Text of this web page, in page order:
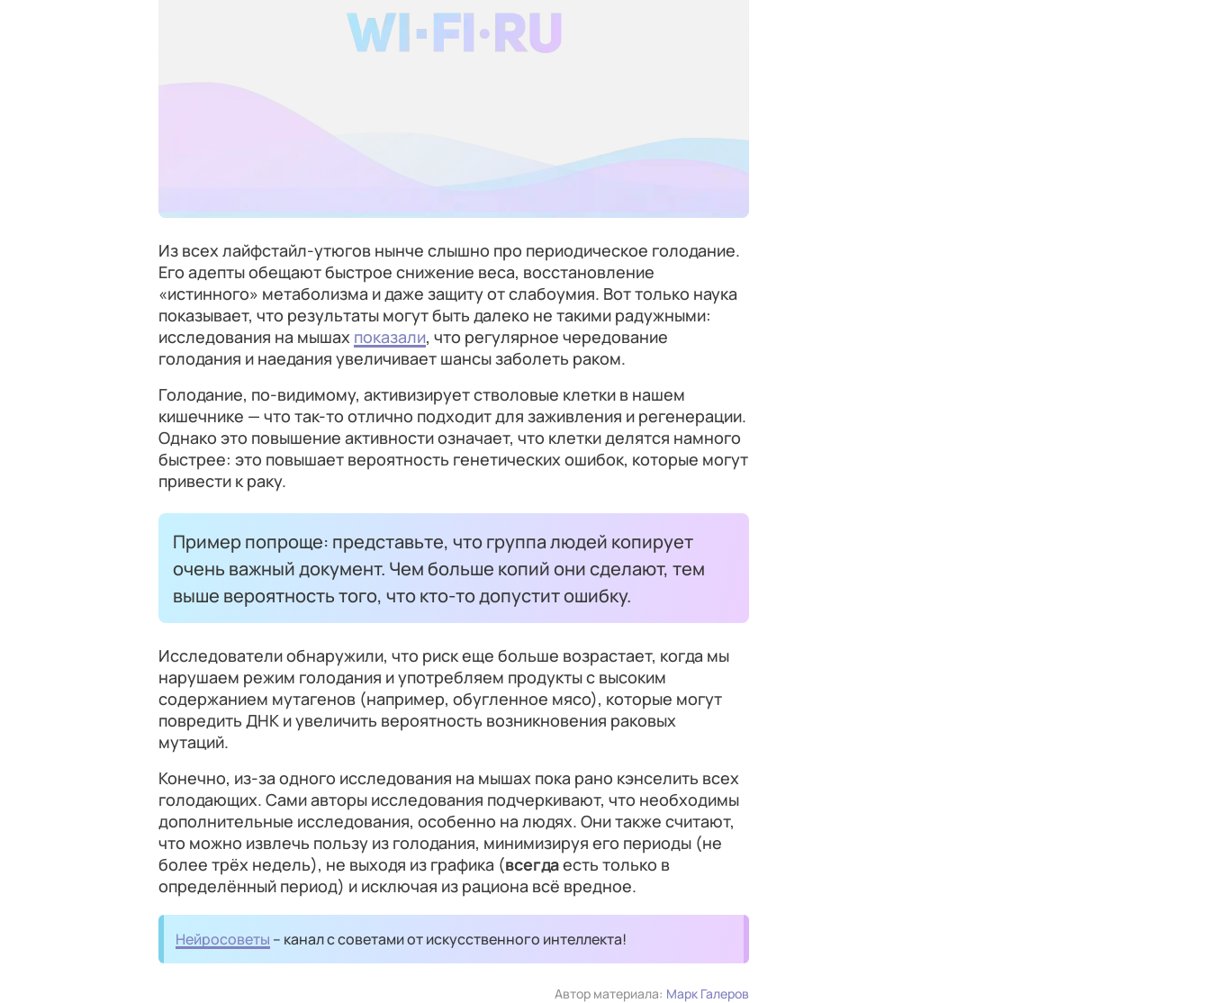
Из всех лайфстайл-утюгов нынче слышно про периодическое голодание.
Его адепты обещают быстрое снижение веса, восстановление
«истинного» метаболизма и даже защиту от слабоумия. Вот только наука
показывает, что результаты могут быть далеко не такими радужными:
исследования на мышах показали, что регулярное чередование
голодания и наедания увеличивает шансы заболеть раком.
Голодание, по-видимому, активизирует стволовые клетки в нашем
кишечнике — что так-то отлично подходит для заживления и регенерации.
Однако это повышение активности означает, что клетки делятся намного
быстрее: это повышает вероятность генетических ошибок, которые могут
привести к раку.
Пример попроще: представьте, что группа людей копирует
очень важный документ. Чем больше копий они сделают, тем
выше вероятность того, что кто-то допустит ошибку.
Исследователи обнаружили, что риск еще больше возрастает, когда мы
нарушаем режим голодания и употребляем продукты с высоким
содержанием мутагенов (например, обугленное мясо), которые могут
повредить ДНК и увеличить вероятность возникновения раковых
мутаций.
Конечно, из-за одного исследования на мышах пока рано кэнселить всех
голодающих. Сами авторы исследования подчеркивают, что необходимы
дополнительные исследования, особенно на людях. Они также считают,
что можно извлечь пользу из голодания, минимизируя его периоды (не
более трёх недель), не выходя из графика (всегдаесть только в
определённый период) и исключая из рациона всё вредное.
Нейросоветы – канал с советами от искусственного интеллекта!
Автор материала: Марк Галеров